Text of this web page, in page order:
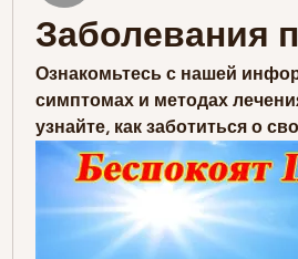
Заболевания
Ознакомьтесь с нашей
симптомах и методах
узнайте, как заботиться о